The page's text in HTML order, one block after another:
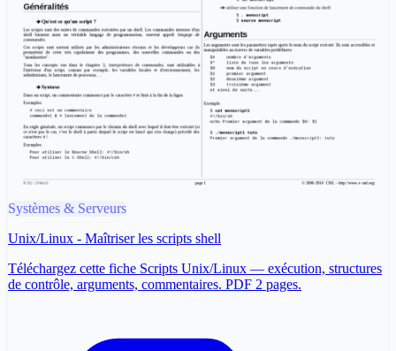
Systèmes & Serveurs
Unix/Linux - Maîtriser les scripts shell
Téléchargez cette fiche Scripts Unix/Linux — exécution, structures
de contrôle, arguments, commentaires. PDF 2 pages.